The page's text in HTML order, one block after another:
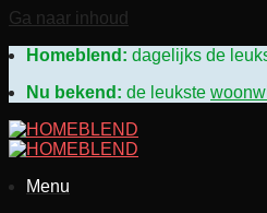
Ga naar inhoud
Homeblend: dagelijks de
Nu bekend: de leukste
Menu